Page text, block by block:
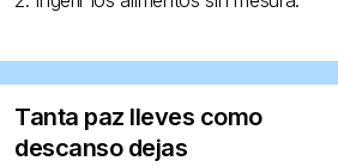
Tanta paz lleves como
descanso dejas